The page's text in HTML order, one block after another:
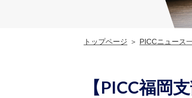
トップページ PICCニュース
【PICC福岡